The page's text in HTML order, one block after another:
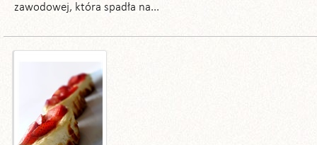
zawodowej, która spadła na...